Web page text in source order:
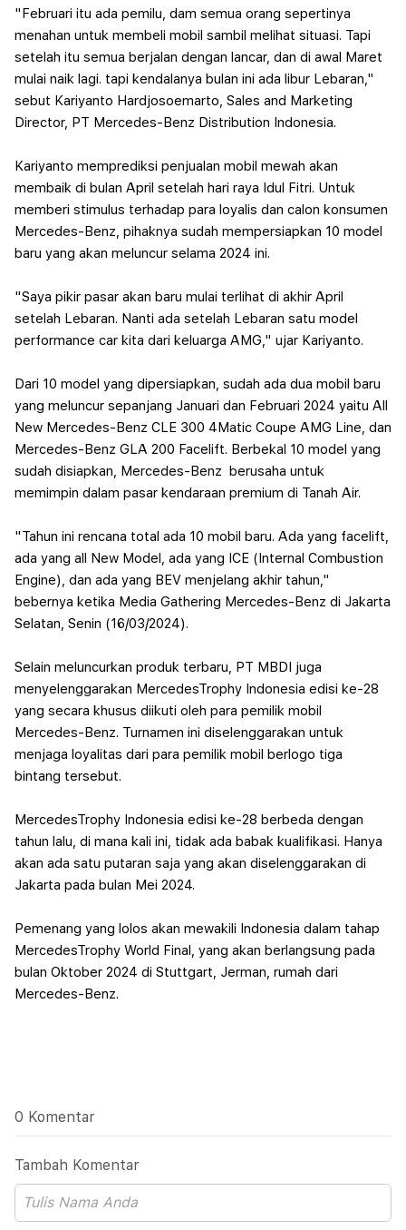
"Februari itu ada pemilu, dam semua orang sepertinya
menahan untuk membeli mobil sambil melihat situasi. Tapi
setelah itu semua berjalan dengan lancar, dan di awal Maret
mulai naik lagi. tapi kendalanya bulan ini ada libur Lebaran,"
sebut Kariyanto Hardjosoemarto, Sales and Marketing
Director, PT Mercedes-Benz Distribution Indonesia.
Kariyanto memprediksi penjualan mobil mewah akan
membaik di bulan April setelah hari raya Idul Fitri. Untuk
memberi stimulus terhadap para loyalis dan calon konsumen
Mercedes-Benz, pihaknya sudah mempersiapkan 10 model
baru yang akan meluncur selama 2024 ini.
"Saya pikir pasar akan baru mulai terlihat di akhir April
setelah Lebaran. Nanti ada setelah Lebaran satu model
performance car kita dari keluarga AMG," ujar Kariyanto.
Dari 10 model yang dipersiapkan, sudah ada dua mobil baru
yang meluncur sepanjang Januari dan Februari 2024 yaitu All
New Mercedes-Benz CLE 300 4Matic Coupe AMG Line, dan
Mercedes-Benz GLA 200 Facelift. Berbekal 10 model yang
sudah disiapkan, Mercedes-Benz berusaha untuk
memimpin dalam pasar kendaraan premium di Tanah Air.
"Tahun ini rencana total ada 10 mobil baru. Ada yang facelift,
ada yang all New Model, ada yang ICE (Internal Combustion
Engine), dan ada yang BEV menjelang akhir tahun,"
bebernya ketika Media Gathering Mercedes-Benz di Jakarta
Selatan, Senin (16/03/2024).
Selain meluncurkan produk terbaru, PT MBDI juga
menyelenggarakan MercedesTrophy Indonesia edisi ke-28
yang secara khusus diikuti oleh para pemilik mobil
Mercedes-Benz. Turnamen ini diselenggarakan untuk
menjaga loyalitas dari para pemilik mobil berlogo tiga
bintang tersebut.
MercedesTrophy Indonesia edisi ke-28 berbeda dengan
tahun lalu, di mana kali ini, tidak ada babak kualifikasi. Hanya
akan ada satu putaran saja yang akan diselenggarakan di
Jakarta pada bulan Mei 2024.
Pemenang yang lolos akan mewakili Indonesia dalam tahap
MercedesTrophy World Final, yang akan berlangsung pada
bulan Oktober 2024 di Stuttgart, Jerman, rumah dari
Mercedes-Benz.
0 Komentar
Tambah Komentar